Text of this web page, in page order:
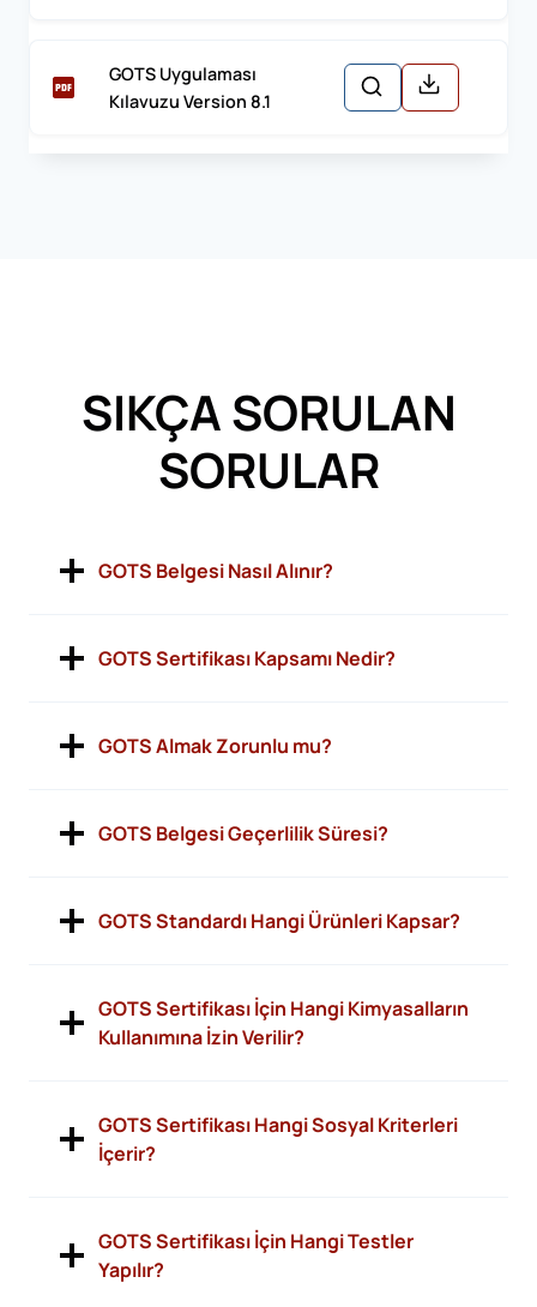
GOTS Uygulaması
Kılavuzu Version 8.1
SIKÇA SORULAN
SORULAR
GOTS Belgesi Nasıl Alınır?
GOTS Sertifikası Kapsamı Nedir?
GOTS Almak Zorunlu mu?
GOTS Belgesi Geçerlilik Süresi?
GOTS Standardı Hangi Ürünleri Kapsar?
GOTS Sertifikası İçin Hangi Kimyasalların
Kullanımına İzin Verilir?
GOTS Sertifikası Hangi Sosyal Kriterleri
İçerir?
GOTS Sertifikası İçin Hangi Testler
Yapılır?